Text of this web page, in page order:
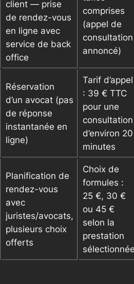
client — prise
de rendez-vous
en ligne avec
service de back
office
comprises
(appel de
consultation
annoncé)
Réservation
d’un avocat (pas
de réponse
instantanée en
ligne)
Tarif d’appel
: 39 € TTC
pour une
consultation
d’environ 20
minutes
Planification de
rendez-vous
avec
juristes/avocats,
plusieurs choix
offerts
Choix de
formules :
25 €, 30 €
ou 45 €
selon la
prestation